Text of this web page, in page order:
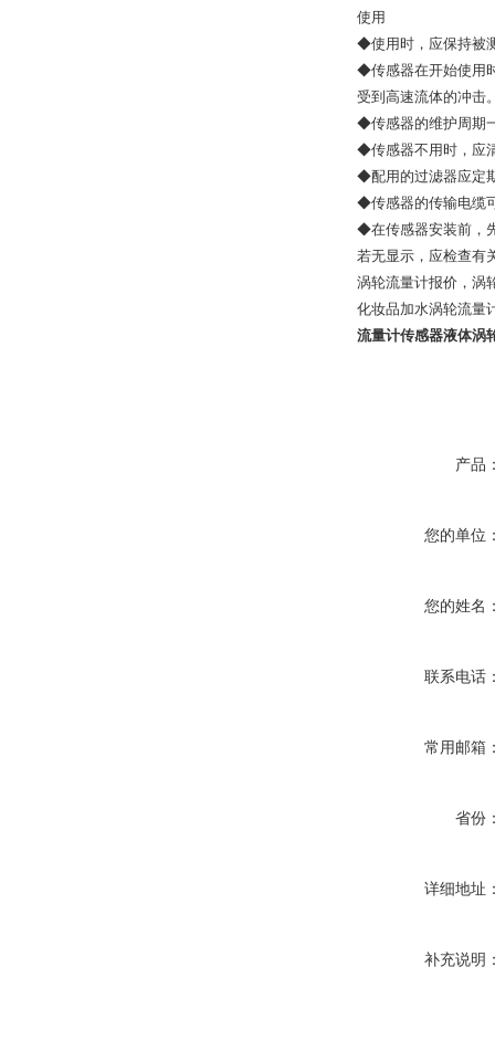
使用
◆使用时，应保持被
◆传感器在开始使用
受到高速流体的冲击
◆传感器的维护周期
◆传感器不用时，应
◆配用的过滤器应定
◆传感器的传输电缆
◆在传感器安装前，
若无显示，应检查有
涡轮流量计报价，涡
化妆品加水涡轮流量
流量计传感器液体涡
产品
您的单位
您的姓名
联系电话
常用邮箱
省份
详细地址
补充说明